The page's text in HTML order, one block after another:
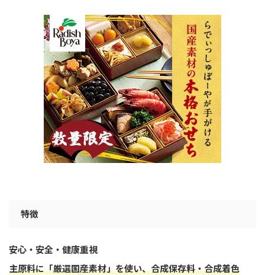
特徴
安心・安全・健康重視
主原料に「厳選国産素材」を使い、合成保存料・合成着色